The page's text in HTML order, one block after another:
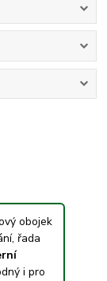
obojek
řada
i pro